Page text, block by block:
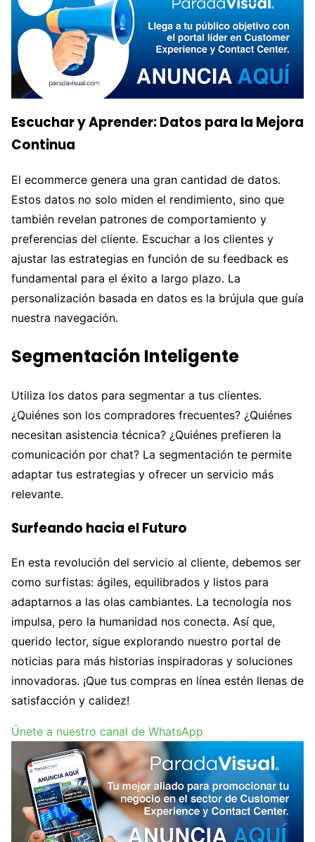
Escuchar y Aprender: Datos para la Mejora
Continua
El ecommerce genera una gran cantidad de datos.
Estos datos no solo miden el rendimiento, sino que
también revelan patrones de comportamiento y
preferencias del cliente. Escuchar a los clientes y
ajustar las estrategias en función de su feedback es
fundamental para el éxito a largo plazo. La
personalización basada en datos es la brújula que guía
nuestra navegación.
Segmentación Inteligente
Utiliza los datos para segmentar a tus clientes.
¿Quiénes son los compradores frecuentes? ¿Quiénes
necesitan asistencia técnica? ¿Quiénes prefieren la
comunicación por chat? La segmentación te permite
adaptar tus estrategias y ofrecer un servicio más
relevante.
Surfeando hacia el Futuro
En esta revolución del servicio al cliente, debemos ser
como surfistas: ágiles, equilibrados y listos para
adaptarnos a las olas cambiantes. La tecnología nos
impulsa, pero la humanidad nos conecta. Así que,
querido lector, sigue explorando nuestro portal de
noticias para más historias inspiradoras y soluciones
innovadoras. ¡Que tus compras en línea estén llenas de
satisfacción y calidez!
Únete a nuestro canal de WhatsApp